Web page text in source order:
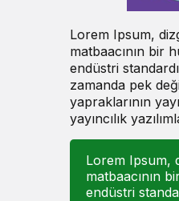
Lorem Ipsum,
matbaacının bir
endüstri
zamanda pek
yapraklarının
yayıncılık
Lorem Ipsum,
matbaacının
endüstri